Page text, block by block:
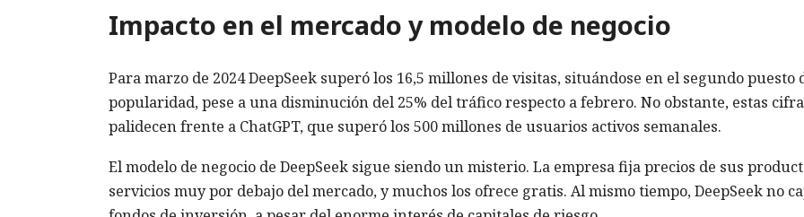
Impacto en el mercado y modelo de negocio
Para marzo de 2024 DeepSeek superó los 16,5 millones de visitas, situándose en el segundo puesto
popularidad, pese a una disminución del 25% del tráfico respecto a febrero. No obstante, estas
palidecen frente a ChatGPT, que superó los 500 millones de usuarios activos semanales.
El modelo de negocio de DeepSeek sigue siendo un misterio. La empresa fija precios de sus
servicios muy por debajo del mercado, y muchos los ofrece gratis. Al mismo tiempo, DeepSeek no